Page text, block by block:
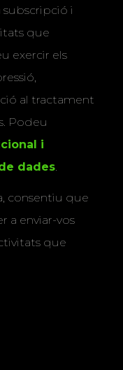
i
que
exercir els
al tractament
Podeu
i
dades.
consentiu que
a enviar-vos
que